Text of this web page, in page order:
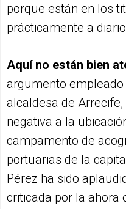
porque están en los
prácticamente a
Aquí no están bien
argumento
alcaldesa de
negativa a la
campamento de
portuarias de la
Pérez ha sido
criticada por la ahora